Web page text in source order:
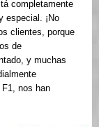
completamente
especial. ¡No
clientes, porque
de
y muchas
nos han